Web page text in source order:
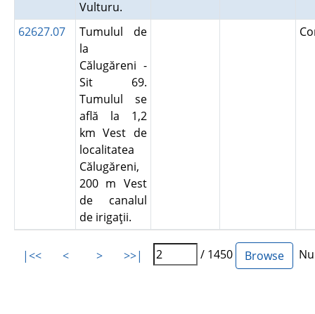
Vulturu.
62627.07
Tumulul de
la
Călugăreni -
Sit 69.
Tumulul se
află la 1,2
km Vest de
localitatea
Călugăreni,
200 m Vest
de canalul
de irigaţii.
|<< < > >>| / 1450